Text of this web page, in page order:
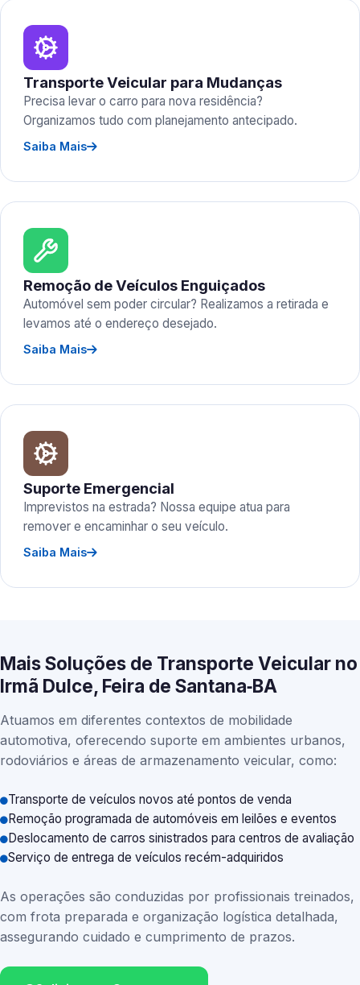
Transporte Veicular para Mudanças
Precisa levar o carro para nova residência?
Organizamos tudo com planejamento antecipado.
Saiba Mais
Remoção de Veículos Enguiçados
Automóvel sem poder circular? Realizamos a retirada e
levamos até o endereço desejado.
Saiba Mais
Suporte Emergencial
Imprevistos na estrada? Nossa equipe atua para
remover e encaminhar o seu veículo.
Saiba Mais
Mais Soluções de Transporte Veicular no
Irmã Dulce, Feira de Santana‑BA
Atuamos em diferentes contextos de mobilidade
automotiva, oferecendo suporte em ambientes urbanos,
rodoviários e áreas de armazenamento veicular, como:
Transporte de veículos novos até pontos de venda
Remoção programada de automóveis em leilões e eventos
Deslocamento de carros sinistrados para centros de avaliação
Serviço de entrega de veículos recém-adquiridos
As operações são conduzidas por profissionais treinados,
com frota preparada e organização logística detalhada,
assegurando cuidado e cumprimento de prazos.